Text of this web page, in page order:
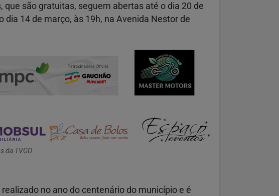
são gratuitas, seguem abertas até o dia 20 de
14 de março, às 19h, na Avenida Nestor de
da TVGO
no ano do centenário do município e é